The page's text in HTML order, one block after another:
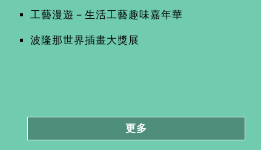
工藝漫遊－生活工藝趣味嘉年華
波隆那世界插畫大獎展
更多